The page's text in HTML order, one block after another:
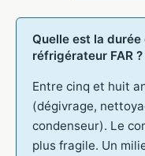
Quelle est la durée
réfrigérateur FAR ?
Entre cinq et huit
(dégivrage,
condenseur). Le
plus fragile. Un